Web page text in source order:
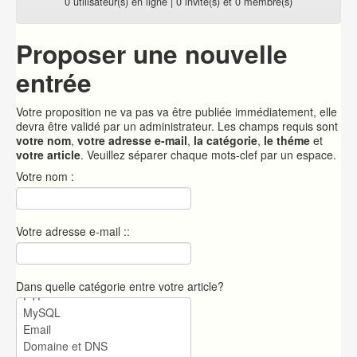
Proposer une nouvelle
entrée
Votre proposition ne va pas va être publiée immédiatement, elle
devra être validé par un administrateur. Les champs requis sont
votre nom, votre adresse e-mail, la catégorie, le théme et
votre article. Veuillez séparer chaque mots-clef par un espace.
Votre nom :
Votre adresse e-mail ::
Dans quelle catégorie entre votre article?